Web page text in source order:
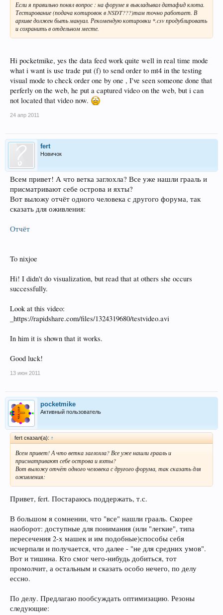
Если я правильно понял вопрос : на форуме я выкладывал датафид клота.
Тестирование (подача котировок в NSDT???)там точно работает. В
архиве должен быть мануал. Рекомендую котировки *.csv продублировать
и сохранить в отдельном месте.
Hi pocketmike, yes the data feed work quite well in real time mode
what i want is use trade put (f) to send order to mt4 in the testing
visual mode to check order one by one , I've seen someone done that
perferly on the web, he put a captured video on the web, but i can
not located that video now.
24 апр 2011
fert
Новичок
Всем привет! А что ветка заглохла? Все уже нашли грааль и
присматривают себе острова и яхты?
Вот выложу отчёт одного человека с другого форума, так
сказать для оживления:
Отчёт
To nixjoe
Hi! I didn't do visualization, but read that at others she occurs
successfully.
Look at this video:
_https://rapidshare.com/files/1324319680/testvideo.avi
In him it is shown that it works.
Good luck!
13 июн 2011
pocketmike
Активный пользователь
fert сказал(а): ↑
Всем привет! А что ветка заглохла? Все уже нашли грааль и
присматривают себе острова и яхты?
Вот выложу отчёт одного человека с другого форума, так сказать для
оживления:
Привет, fert. Постараюсь поддержать, т.с.
В большом я сомнении, что "все" нашли грааль. Скорее
наоборот: доступные для понимания (или "легкие", типа
пересечения 2-х машек и им подобные)способы себя
исчерпали и получается, что далее - "не для средних умов".
Вот и тишина. Кто смог чего-нибудь добиться, тот
промолчит, а остальным и сказать особо нечего, по делу
ессно.
По делу. Предлагаю пообсуждать оптимизацию. Резоны
следующие: